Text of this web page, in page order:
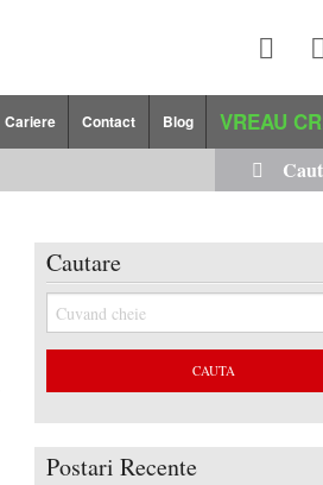
Cariere Contact Blog VREAU
Cautare
Postari Recente